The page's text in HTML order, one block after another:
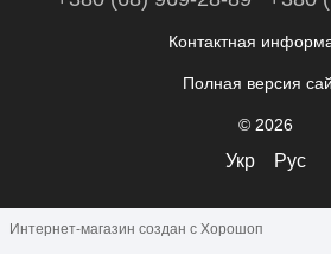
Контактная
Полная версия
© 2026
Укр Рус
Интернет-магазин создан с Хорошоп